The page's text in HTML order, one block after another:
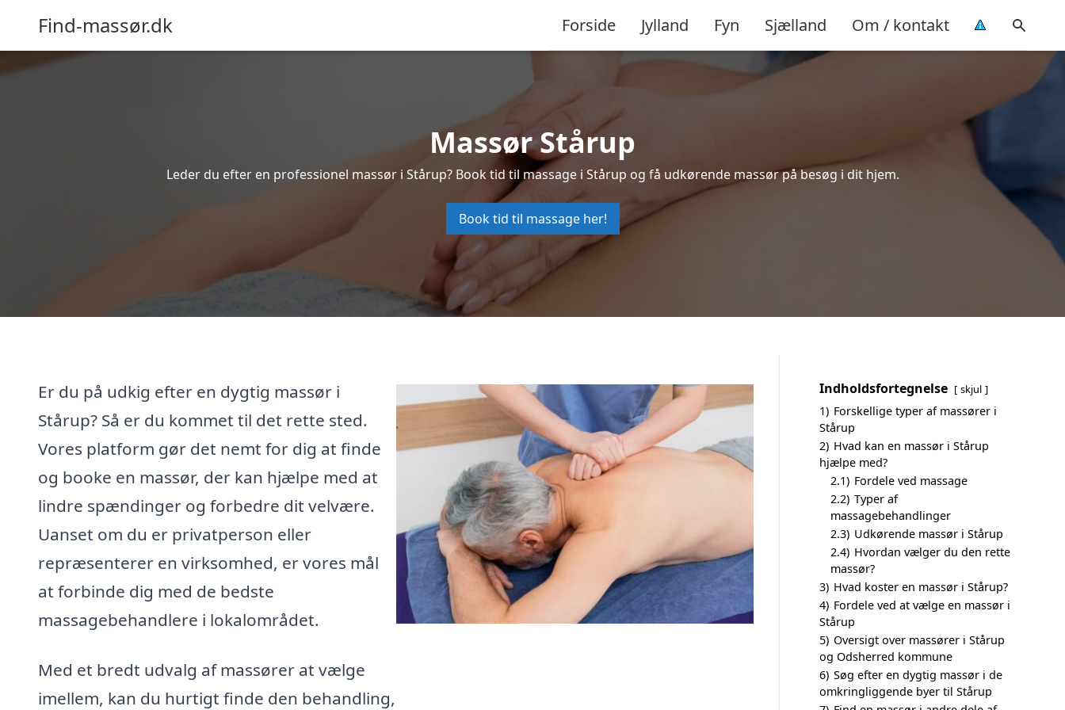
Find-massør.dk Forside Jylland Fyn Sjælland Om / kontakt
Massør Stårup
Leder du efter en professionel massør i Stårup? Book tid til massage i Stårup og få udkørende massør på besøg i dit hjem.
Book tid til massage her!
Er du på udkig efter en dygtig massør i
Stårup? Så er du kommet til det rette sted.
Vores platform gør det nemt for dig at finde
og booke en massør, der kan hjælpe med at
lindre spændinger og forbedre dit velvære.
Uanset om du er privatperson eller
repræsenterer en virksomhed, er vores mål
at forbinde dig med de bedste
massagebehandlere i lokalområdet.
Med et bredt udvalg af massører at vælge
imellem, kan du hurtigt finde den behandling,
Indholdsfortegnelse skjul
1) Forskellige typer af massører i
Stårup
2) Hvad kan en massør i Stårup
hjælpe med?
2.1) Fordele ved massage
2.2) Typer af
massagebehandlinger
2.3) Udkørende massør i Stårup
2.4) Hvordan vælger du den rette
massør?
3) Hvad koster en massør i Stårup?
4) Fordele ved at vælge en massør i
Stårup
5) Oversigt over massører i Stårup
og Odsherred kommune
6) Søg efter en dygtig massør i de
omkringliggende byer til Stårup